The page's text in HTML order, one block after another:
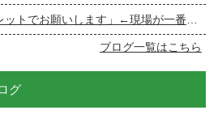
でお願いします」←現場が一番ざわつく一言です。
ブログ一覧はこちら
グ